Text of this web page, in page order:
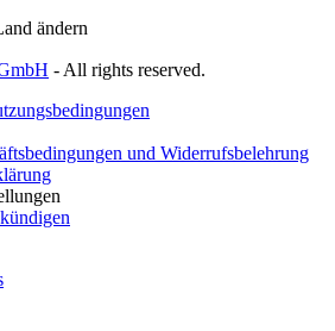
ändern
- All rights reserved.
und Widerrufsbelehrung